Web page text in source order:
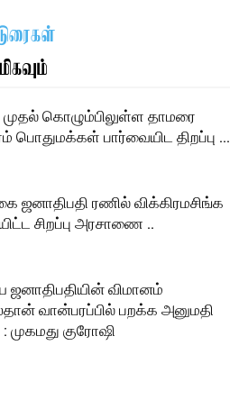
கொழும்பிலுள்ள தாமரை
பொதுமக்கள் பார்வையிட திறப்பு …
ஜனாதிபதி ரணில் விக்கிரமசிங்க
சிறப்பு அரசாணை ..
ஜனாதிபதியின் விமானம்
வான்பரப்பில் பறக்க அனுமதி
: முகமது குரோஷி